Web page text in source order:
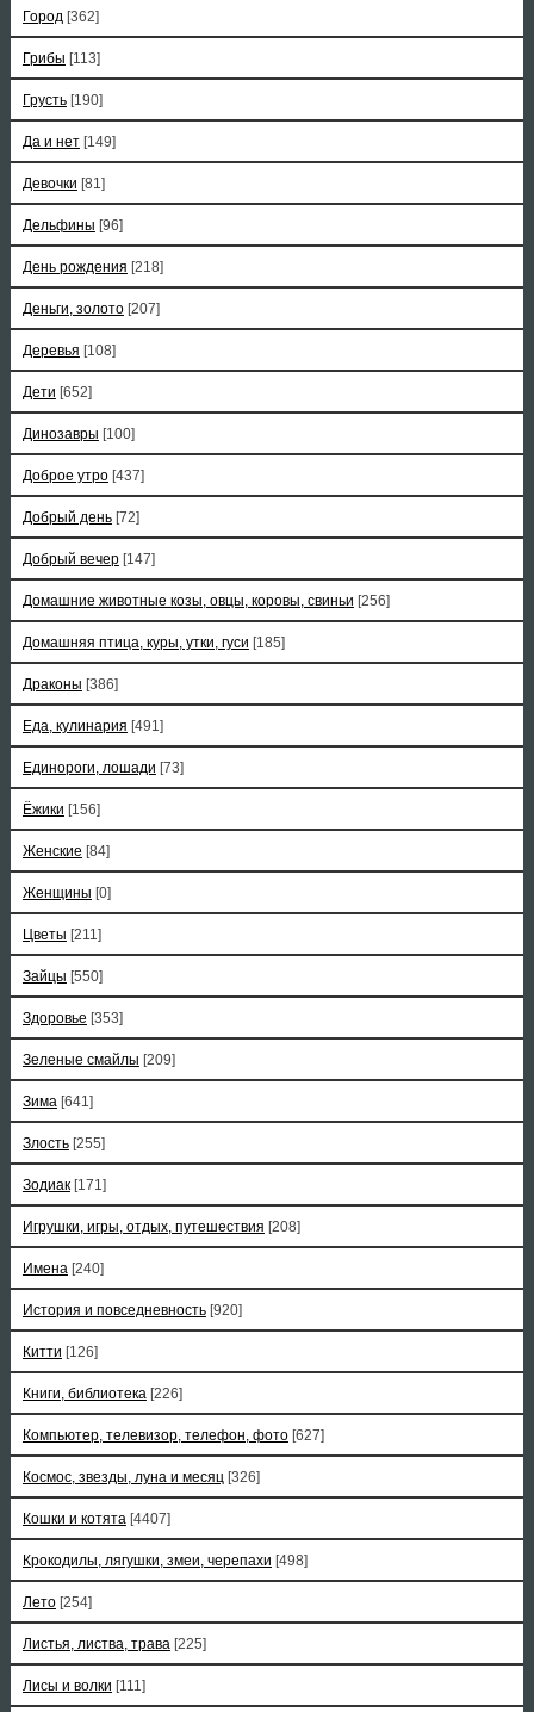
Город [362]
Грибы [113]
Грусть [190]
Да и нет [149]
Девочки [81]
Дельфины [96]
День рождения [218]
Деньги, золото [207]
Деревья [108]
Дети [652]
Динозавры [100]
Доброе утро [437]
Добрый день [72]
Добрый вечер [147]
Домашние животные козы, овцы, коровы, свиньи [256]
Домашняя птица, куры, утки, гуси [185]
Драконы [386]
Еда, кулинария [491]
Единороги, лошади [73]
Ёжики [156]
Женские [84]
Женщины [0]
Цветы [211]
Зайцы [550]
Здоровье [353]
Зеленые смайлы [209]
Зима [641]
Злость [255]
Зодиак [171]
Игрушки, игры, отдых, путешествия [208]
Имена [240]
История и повседневность [920]
Китти [126]
Книги, библиотека [226]
Компьютер, телевизор, телефон, фото [627]
Космос, звезды, луна и месяц [326]
Кошки и котята [4407]
Крокодилы, лягушки, змеи, черепахи [498]
Лето [254]
Листья, листва, трава [225]
Лисы и волки [111]